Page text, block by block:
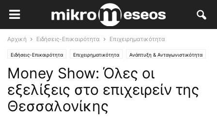
Αρχική Ειδήσεις-Επικαιρότητα Επιχειρηματικότητα
Ειδήσεις-Επικαιρότητα Επιχειρηματικότητα Ανάπτυξη & Ανταγωνιστικότητα
Κλάδοι Αιχμής
Money Show: Όλες οι
εξελίξεις στο επιχειρείν της
Θεσσαλονίκης